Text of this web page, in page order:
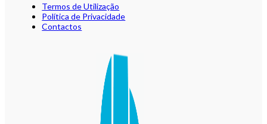
Termos de Utilização
Política de Privacidade
Contactos